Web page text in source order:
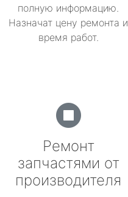
полную информацию.
Назначат цену ремонта и
время работ.
Ремонт
запчастями от
производителя